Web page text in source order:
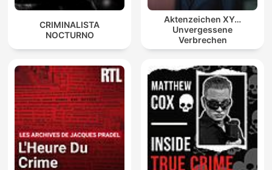
CRIMINALISTA
NOCTURNO
Aktenzeichen XY…
Unvergessene
Verbrechen